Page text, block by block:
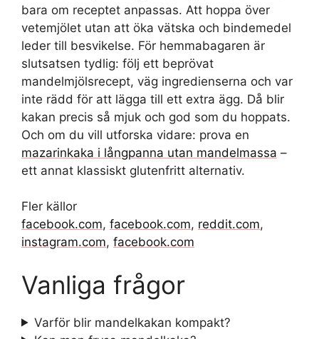
bara om receptet anpassas. Att hoppa över
vetemjölet utan att öka vätska och bindemedel
leder till besvikelse. För hemmabagaren är
slutsatsen tydlig: följ ett beprövat
mandelmjölsrecept, väg ingredienserna och var
inte rädd för att lägga till ett extra ägg. Då blir
kakan precis så mjuk och god som du hoppats.
Och om du vill utforska vidare: prova en
mazarinkaka i långpanna utan mandelmassa –
ett annat klassiskt glutenfritt alternativ.
Fler källor
facebook.com, facebook.com, reddit.com,
instagram.com, facebook.com
Vanliga frågor
Varför blir mandelkakan kompakt?